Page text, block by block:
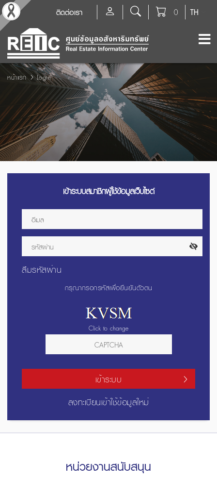
TH
0
ติดต่อเรา
หน้าแรก Login
เข้าระบบสมาชิกผู้ใช้ข้อมูลเว็บไซต์
ลืมรหัสผ่าน
กรุณากรอกรหัสเพื่อยืนยันตัวตน
Click to change
เข้าระบบ
ลงทะเบียนเข้าใช้ข้อมูลใหม่
หน่วยงานสนับสนุน